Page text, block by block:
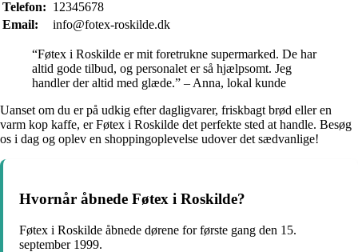
Telefon: 12345678
Email:
info@fotex-roskilde.dk
“Føtex i Roskilde er mit foretrukne supermarked. De har
altid gode tilbud, og personalet er så hjælpsomt. Jeg
handler der altid med glæde.” – Anna, lokal kunde
Uanset om du er på udkig efter dagligvarer, friskbagt brød eller en
varm kop kaffe, er Føtex i Roskilde det perfekte sted at handle. Besøg
os i dag og oplev en shoppingoplevelse udover det sædvanlige!
Hvornår åbnede Føtex i Roskilde?
Føtex i Roskilde åbnede dørene for første gang den 15.
september 1999.